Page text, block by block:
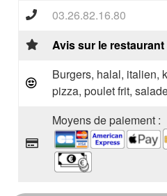
03.26.82.16.80
Avis sur le restaurant
Burgers, halal, italien,
pizza, poulet frit,
Moyens de paiement :